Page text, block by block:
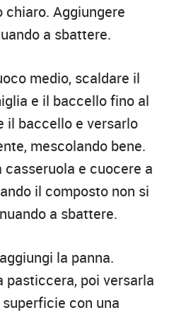
Aggiungere
a sbattere.
medio, scaldare il
e il baccello fino al
il baccello e versarlo
mescolando bene.
e cuocere a
il composto non si
a sbattere.
la panna.
pasticcera, poi versarla
con una